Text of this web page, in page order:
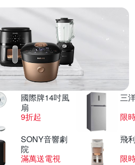
國際牌14吋風
扇
9折起
三
限
SONY音響劇
院
滿萬送電視
飛
限